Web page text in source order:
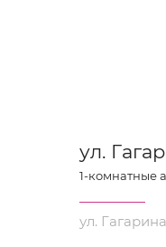
ул.
1-комнатные
ул.